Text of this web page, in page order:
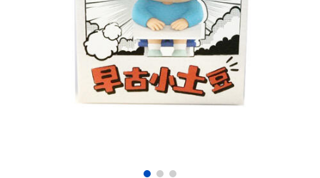
娃娃, 芭比,收藏公仔
電子玩具
遊戲及拼圖系列
playpop
LEGO樂高
Barbie芭比